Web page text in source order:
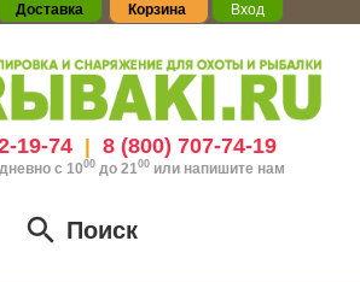
Доставка Корзина Вход
19-74| 8 (800) 707-74-19
с 1000до 21 00 или напишите нам
Поиск